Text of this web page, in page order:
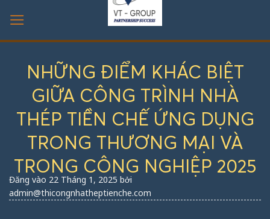
qua
nội
NHỮNG ĐIỂM KHÁC BIỆT
GIỮA CÔNG TRÌNH NHÀ
THÉP TIỀN CHẾ ỨNG DỤNG
TRONG THƯƠNG MẠI VÀ
TRONG CÔNG NGHIỆP 2025
Đăng vào 22 Tháng 1, 2025 bởi
admin@thicongnhatheptienche.com